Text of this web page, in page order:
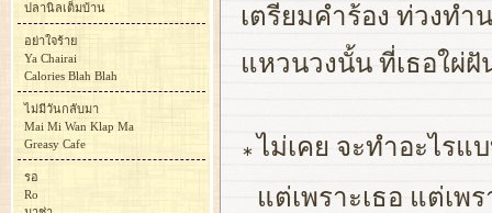
เตรียมคำร้อง ท่วงทำ
แหวนวงนั้น ที่เธอใผ่
∗ ไม่เคย จะทำอะไรแ
แต่เพราะเธอ แต่เพ
ปลานิลเต็มบ้าน
อย่าใจร้าย
Ya Chairai
Calories Blah Blah
ไม่มีวันกลับมา
Mai Mi Wan Klap Ma
Greasy Cafe
รอ
Ro